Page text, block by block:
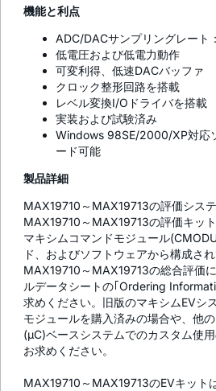
機能と利点
ADC/DACサンプリングレート
低電圧および低電力動作
可変利得、低速DACバッファ
クロック整形回路を搭載
レベル変換I/Oドライバを搭載
実装および試験済み
Windows 98SE/2000/XP対応
ード可能
製品詳細
MAX19710～MAX19713の評価シス
MAX19710～MAX19713の評価キッ
マキシムコマンドモジュール
ド、およびソフトウェアから構成さ
MAX19710～MAX19713の総合評価
ルデータシートの｢Ordering
求めください。旧版のマキシムEVシ
モジュールを購入済みの場合や、他
(µC)ベースシステムでのカスタム使
お求めください。
MAX19710～MAX19713のEVキット